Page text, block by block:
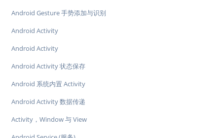
Android Gesture 手势添加与识别
Android Activity
Android Activity
Android Activity 状态保存
Android 系统内置 Activity
Android Activity 数据传递
Activity，Window 与 View